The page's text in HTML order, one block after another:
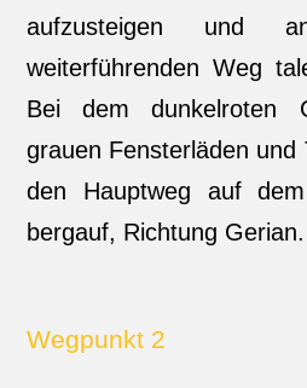
aufzusteigen und
weiterführenden Weg
Bei dem dunkelroten
grauen Fensterläden und
den Hauptweg auf
bergauf, Richtung Gerian.
Wegpunkt 2